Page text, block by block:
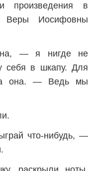
произведения в
Иосифовны
— я нигде не
себя в шкапу. Для
она. — Ведь мы
что-нибудь, —